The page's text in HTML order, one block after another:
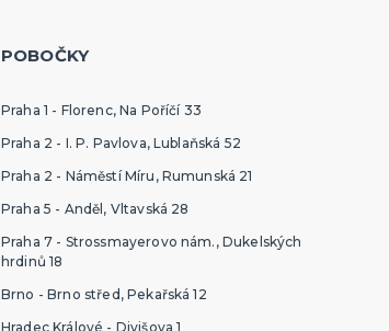
POBOČKY
Praha 1 - Florenc, Na Poříčí 33
Praha 2 - I. P. Pavlova, Lublaňská 52
Praha 2 - Náměstí Míru, Rumunská 21
Praha 5 - Anděl, Vltavská 28
Praha 7 - Strossmayerovo nám., Dukelských
hrdinů 18
Brno - Brno střed, Pekařská 12
Hradec Králové - Divišova 1